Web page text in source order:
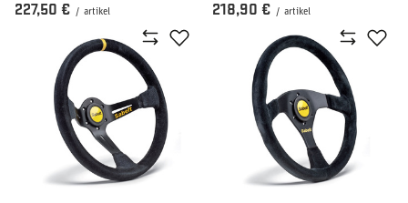
227,50 € / artikel 218,90 € / artikel